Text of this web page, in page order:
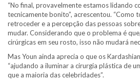
“No final, provavelmente estamos lidando
tecnicamente bonito”, acrescentou. “Como
retroceder e a percepção das pessoas
mudar. Considerando que o problema é
cirúrgicas em seu rosto, isso não mudará
Mas Youn ainda aprecia o que os
“ajudando a iluminar a cirurgia plástica de
que a maioria das celebridades”.